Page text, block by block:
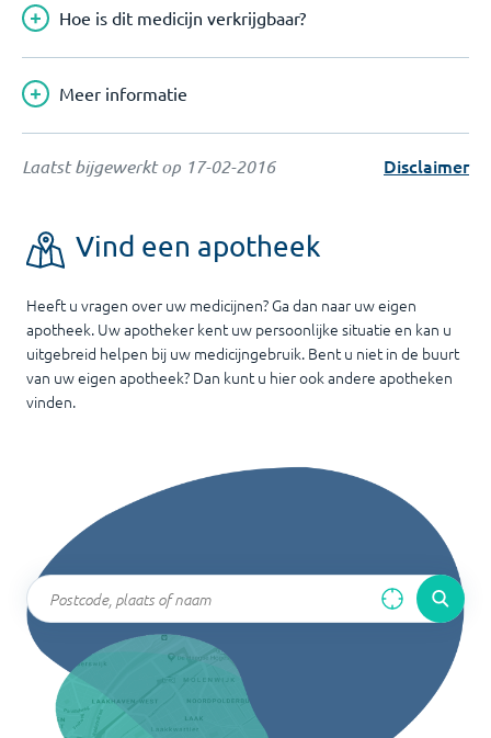
Hoe is dit medicijn verkrijgbaar?
Meer informatie
Laatst bijgewerkt op 17-02-2016 Disclaimer
Vind een apotheek
Heeft u vragen over uw medicijnen? Ga dan naar uw eigen
apotheek. Uw apotheker kent uw persoonlijke situatie en kan u
uitgebreid helpen bij uw medicijngebruik. Bent u niet in de buurt
van uw eigen apotheek? Dan kunt u hier ook andere apotheken
vinden.